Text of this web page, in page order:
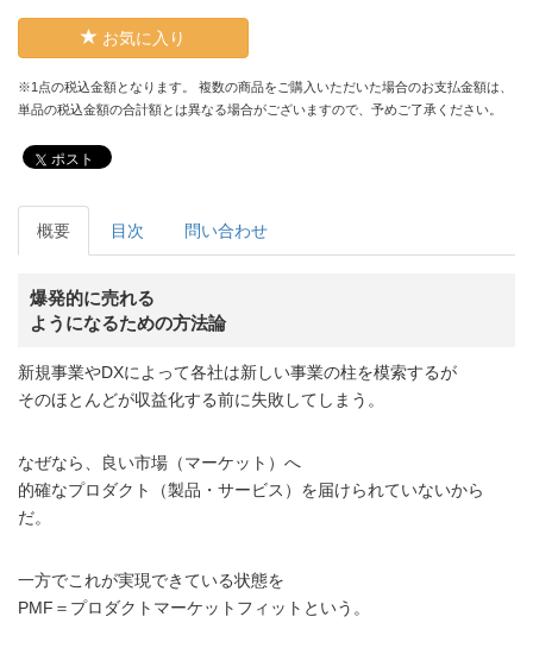
お気に入り
※1点の税込金額となります。 複数の商品をご購入いただいた場合のお支払金額は、
単品の税込金額の合計額とは異なる場合がございますので、予めご了承ください。
ポスト
概要 目次 問い合わせ
爆発的に売れる
ようになるための方法論
新規事業やDXによって各社は新しい事業の柱を模索するが
そのほとんどが収益化する前に失敗してしまう。
なぜなら、良い市場（マーケット）へ
的確なプロダクト（製品・サービス）を届けられていないから
だ。
一方でこれが実現できている状態を
PMF＝プロダクトマーケットフィットという。